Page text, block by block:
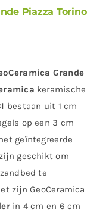
Piazza Torino
Grande
keramische
bestaan uit 1 cm
op een 3 cm
geïntegreerde
geschikt om
te
zijn GeoCeramica
in 4 cm en 6 cm